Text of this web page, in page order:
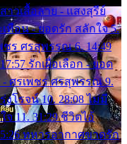
าวเสื้อลาย - แสงสุรีย์
ทือน - ยอดรัก สลักใจ 5.
ชร ศรสุพรรณ 6. 14:49
รักเผื่อเลือก - ยอด
- ศรเพชร ศรสุพรรณ 9.
โรจน์ 10. 28:08 ไม่มี
11. 31:29 ชีวิตไอ้
ทหารอากาศขาดรัก